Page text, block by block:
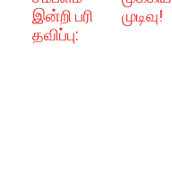
இன்றி பரி
தவிப்பு:
முடிவு!